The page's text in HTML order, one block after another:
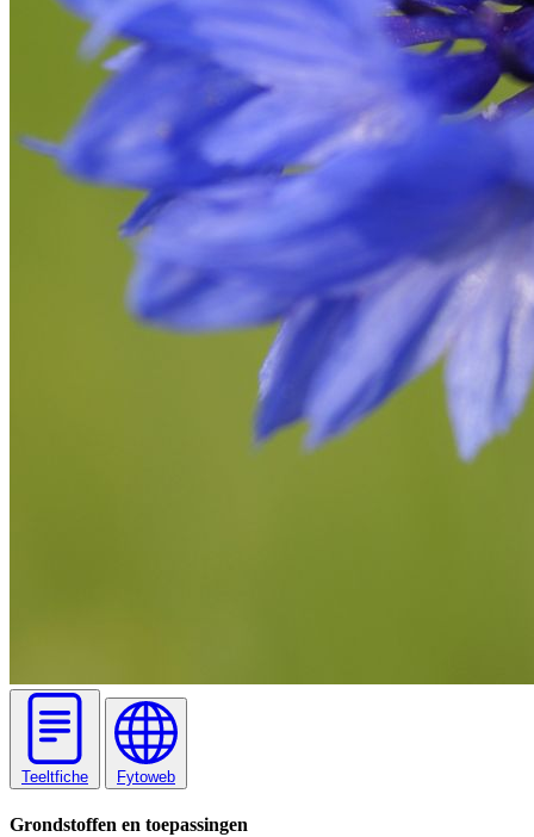
Teeltfiche Fytoweb
Grondstoffen en toepassingen